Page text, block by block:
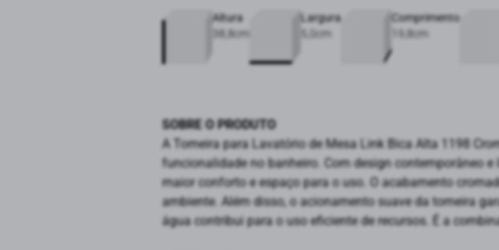
Altura
38,8cm
Largura
5,0cm
Comprimento
19,8cm
SOBRE O PRODUTO
A Torneira para Lavatório de Mesa Link Bica Alta 1198
funcionalidade no banheiro. Com design contemporâneo
maior conforto e espaço para o uso. O acabamento
ambiente. Além disso, o acionamento suave da torneira
água contribui para o uso eficiente de recursos. É a